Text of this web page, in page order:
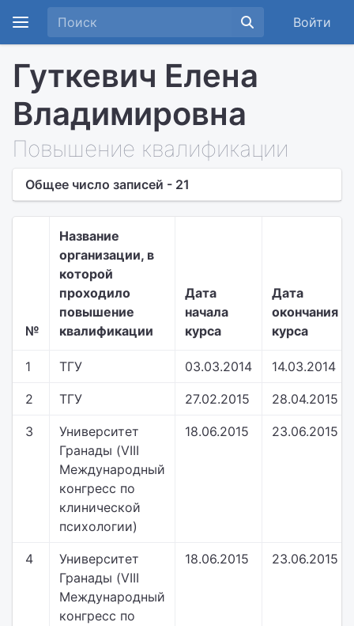
Войти
Гуткевич Елена
Владимировна
Повышение квалификации
Общее число записей - 21
№
Название
организации, в
которой
проходило
повышение
квалификации
Дата
начала
курса
Дата
окончания
курса
1 ТГУ 03.03.2014 14.03.2014
2 ТГУ 27.02.2015 28.04.2015
3
Университет
Гранады (VIII
Международный
конгресс по
клинической
психологии)
18.06.2015 23.06.2015
4
Университет
Гранады (VIII
Международный
конгресс по
18.06.2015 23.06.2015